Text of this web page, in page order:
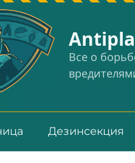
Все о
Дезинсекция